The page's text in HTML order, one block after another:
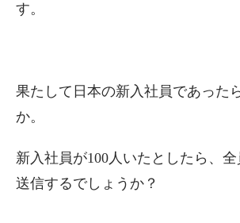
す。
果たして日本の新入社員であった
か。
新入社員が100人いたとしたら、
送信するでしょうか？